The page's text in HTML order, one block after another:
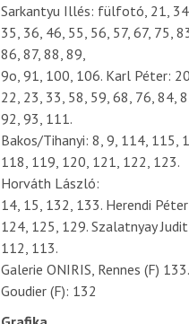
Sarkantyu Illés: fülfotó, 21, 34,
35, 36, 46, 55, 56, 57, 67, 75,
86, 87, 88, 89,
9o, 91, 100, 106. Karl Péter: 20,
22, 23, 33, 58, 59, 68, 76, 84,
92, 93, 111.
Bakos/Tihanyi: 8, 9, 114, 115,
118, 119, 120, 121, 122, 123.
Horváth László:
14, 15, 132, 133. Herendi
124, 125, 129. Szalatnyay
112, 113.
Galerie ONIRIS, Rennes (F) 133.
Goudier (F): 132